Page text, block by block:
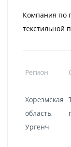
Компания по
текстильной
Регион
Хорезмская
область,
Ургенч